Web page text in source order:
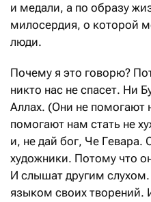
и медали, а по образу
милосердия, о которой
люди.
Почему я это говорю?
никто нас не спасет. Ни
Аллах. (Они не помогают
помогают нам стать не
и, не дай бог, Че Гевара.
художники. Потому что
И слышат другим
языком своих творений.